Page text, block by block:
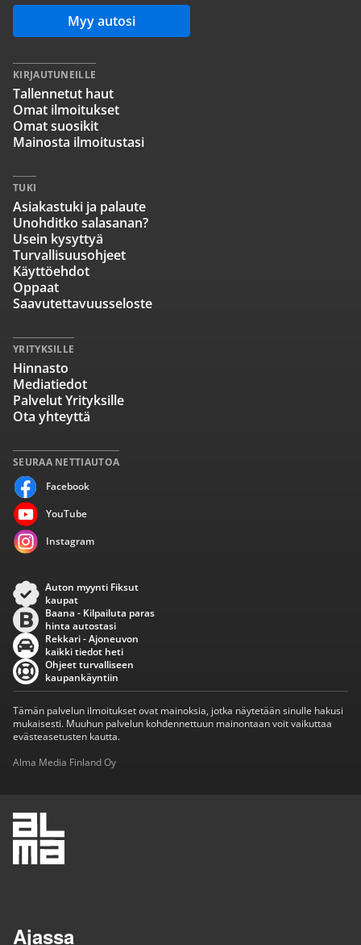
Myy autosi
SEURAA NETTIAUTOA
Facebook
YouTube
Instagram
KIRJAUTUNEILLE
Tallennetut haut
Omat ilmoitukset
Omat suosikit
Mainosta ilmoitustasi
TUKI
Asiakastuki ja palaute
Unohditko salasanan?
Usein kysyttyä
Turvallisuusohjeet
Käyttöehdot
Oppaat
Saavutettavuusseloste
YRITYKSILLE
Hinnasto
Mediatiedot
Palvelut Yrityksille
Ota yhteyttä
Auton myynti Fiksut
kaupat
Baana - Kilpailuta paras
hinta autostasi
Rekkari - Ajoneuvon
kaikki tiedot heti
Ohjeet turvalliseen
kaupankäyntiin
Tämän palvelun ilmoitukset ovat mainoksia, jotka näytetään sinulle hakusi
mukaisesti. Muuhun palvelun kohdennettuun mainontaan voit vaikuttaa
evästeasetusten kautta.
Alma Media Finland Oy